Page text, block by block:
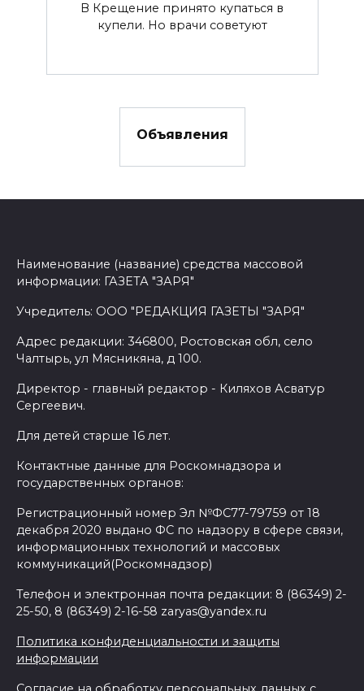
В Крещение принято купаться в
купели. Но врачи советуют
Объявления
Наименование (название) средства массовой
информации: ГАЗЕТА "ЗАРЯ"
Учредитель: ООО "РЕДАКЦИЯ ГАЗЕТЫ "ЗАРЯ"
Адрес редакции: 346800, Ростовская обл, село
Чалтырь, ул Мясникяна, д 100.
Директор - главный редактор - Киляхов Асватур
Сергеевич.
Для детей старше 16 лет.
Контактные данные для Роскомнадзора и
государственных органов:
Регистрационный номер Эл №ФС77-79759 от 18
декабря 2020 выдано ФС по надзору в сфере связи,
информационных технологий и массовых
коммуникаций(Роскомнадзор)
Телефон и электронная почта редакции: 8 (86349) 2-
25-50, 8 (86349) 2-16-58 zaryas@yandex.ru
Политика конфиденциальности и защиты
информации